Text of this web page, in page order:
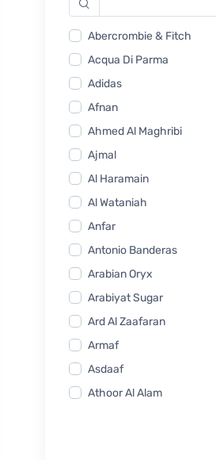
Abercrombie & Fitch
Acqua Di Parma
Adidas
Afnan
Ahmed Al Maghribi
Ajmal
Al Haramain
Al Wataniah
Anfar
Antonio Banderas
Arabian Oryx
Arabiyat Sugar
Ard Al Zaafaran
Armaf
Asdaaf
Athoor Al Alam